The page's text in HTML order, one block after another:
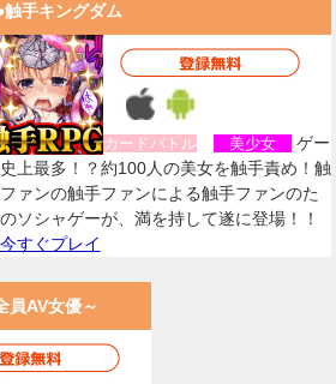
触手キングダム
カードバトル 美少女
ゲー
上最多！？約100人の美女を触手責め！触
ァンの触手ファンによる触手ファンのた
ソシャゲーが、満を持して遂に登場！！
今すぐプレイ
員AV女優～